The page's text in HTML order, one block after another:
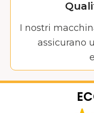
I nostri
assicurano